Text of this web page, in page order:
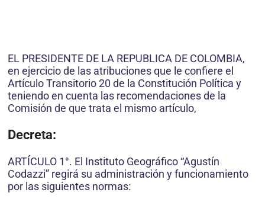
EL PRESIDENTE DE LA REPUBLICA DE COLOMBIA,
en ejercicio de las atribuciones que le confiere el
Artículo Transitorio 20 de la Constitución Política y
teniendo en cuenta las recomendaciones de la
Comisión de que trata el mismo artículo,
Decreta:
ARTÍCULO 1°. El Instituto Geográfico “Agustín
Codazzi” regirá su administración y funcionamiento
por las siguientes normas: